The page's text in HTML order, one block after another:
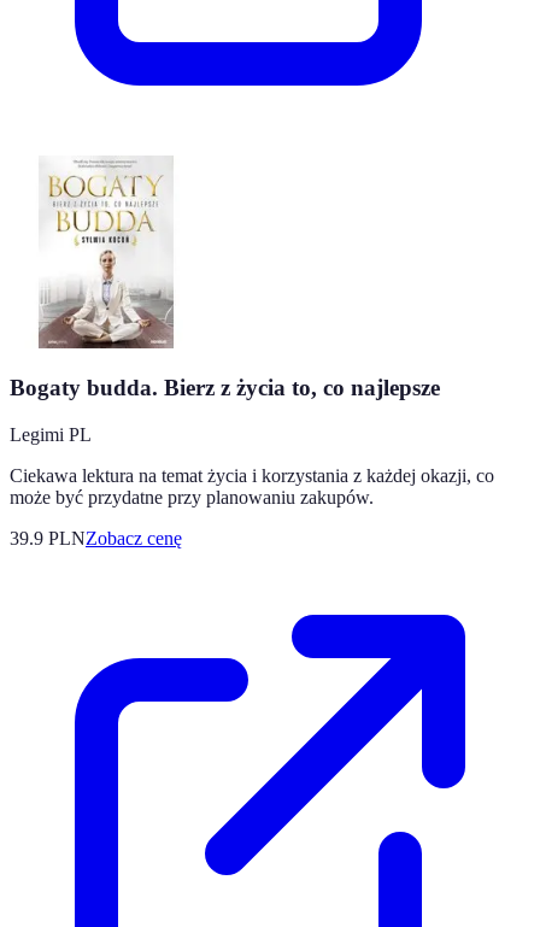
Bogaty budda. Bierz z życia to, co najlepsze
Legimi PL
Ciekawa lektura na temat życia i korzystania z każdej okazji, co
może być przydatne przy planowaniu zakupów.
39.9 PLNZobacz cenę